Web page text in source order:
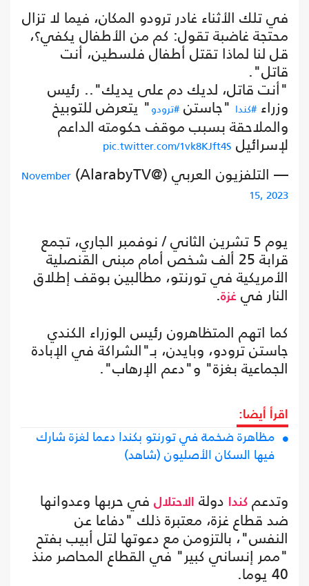
في تلك الأثناء غادر ترودو المكان، فيما لا تزال
محتجة غاضبة تقول: كم من الأطفال يكفي؟،
قل لنا لماذا تقتل أطفال فلسطين، أنت
قاتل".
"أنت قاتل، لديك دم على يديك".. رئيس
وزراء #كندا "جاستن #ترودو" يتعرض للتوبيخ
والملاحقة بسبب موقف حكومته الداعم
لإسرائيل pic.twitter.com/1vk8KJft4S
— التلفزيون العربي (@AlarabyTV)
November
15, 2023
يوم 5 تشرين الثاني / نوفمبر الجاري، تجمع
قرابة 25 ألف شخص أمام مبنى القنصلية
الأمريكية في تورنتو، مطالبين بوقف إطلاق
النار في غزة.
كما اتهم المتظاهرون رئيس الوزراء الكندي
جاستن ترودو، وبايدن، بـ"الشراكة في الإبادة
الجماعية بغزة" و"دعم الإرهاب".
اقرأ أيضا:
مظاهرة ضخمة في تورنتو بكندا دعما لغزة شارك
فيها السكان الأصليون (شاهد)
وتدعم كندا دولة الاحتلال في حربها وعدوانها
ضد قطاع غزة، معتبرة ذلك "دفاعا عن
النفس"، بالتزومن مع دعوتها لتل أبيب بفتح
"ممر إنساني كبير" في القطاع المحاصر منذ
40 يوما.